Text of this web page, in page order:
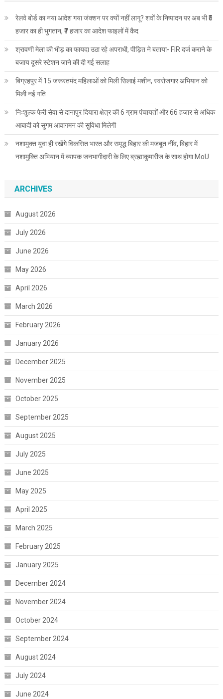
साथ
रेलवे बोर्ड का नया आदेश गया जंक्शन पर क्यों नहीं लागू? शवों के निष्पादन पर अब भी ₹5
हजार का ही भुगतान, ₹7 हजार का आदेश फाइलों में कैद
श्रावणी मेला की भीड़ का फायदा उठा रहे अपराधी, पीड़ित ने बताया- FIR दर्ज कराने के
बजाय दूसरे स्टेशन जाने की दी गई सलाह
बिग्रहपुर में 15 जरूरतमंद महिलाओं को मिली सिलाई मशीन, स्वरोजगार अभियान को
मिली नई गति
निःशुल्क फेरी सेवा से दानापुर दियारा क्षेत्र की 6 ग्राम पंचायतों और 66 हजार से अधिक
आबादी को सुगम आवागमन की सुविधा मिलेगी
नशामुक्त युवा ही रखेंगे विकसित भारत और समृद्ध बिहार की मजबूत नींव, बिहार में
नशामुक्ति अभियान में व्यापक जनभागीदारी के लिए ब्रह्माकुमारीज के साथ होगा MoU
ARCHIVES
August 2026
July 2026
June 2026
May 2026
April 2026
March 2026
February 2026
January 2026
December 2025
November 2025
October 2025
September 2025
August 2025
July 2025
June 2025
May 2025
April 2025
March 2025
February 2025
January 2025
December 2024
November 2024
October 2024
September 2024
August 2024
July 2024
June 2024